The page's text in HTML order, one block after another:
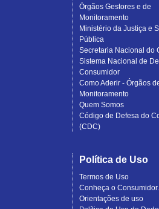
Órgãos Gestores e de
Monitoramento
Ministério da Justiça e
Pública
Secretaria Nacional do
Sistema Nacional de
Consumidor
Como Aderir - Órgãos
Monitoramento
Quem Somos
Código de Defesa do
(CDC)
Política de Uso
Termos de Uso
Conheça o
Orientações de uso